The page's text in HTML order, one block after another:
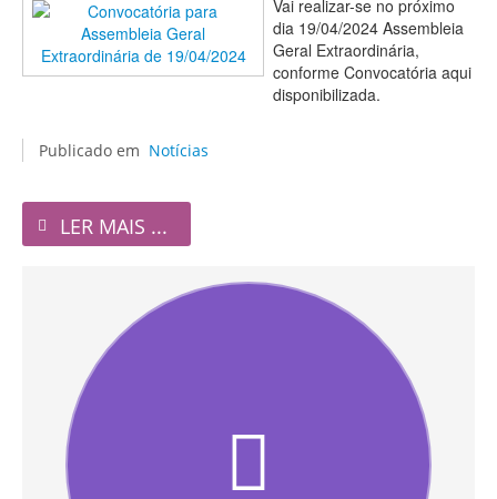
Vai realizar-se no próximo
dia 19/04/2024 Assembleia
Geral Extraordinária,
conforme Convocatória aqui
disponibilizada.
Publicado em Notícias
LER MAIS ...